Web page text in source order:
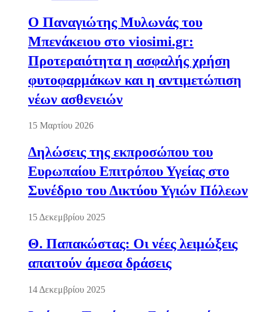
Ο Παναγιώτης Μυλωνάς του
Μπενάκειου στο viosimi.gr:
Προτεραιότητα η ασφαλής χρήση
φυτοφαρμάκων και η αντιμετώπιση
νέων ασθενειών
15 Μαρτίου 2026
Δηλώσεις της εκπροσώπου του
Ευρωπαίου Επιτρόπου Υγείας στο
Συνέδριο του Δικτύου Υγιών Πόλεων
15 Δεκεμβρίου 2025
Θ. Παπακώστας: Οι νέες λειμώξεις
απαιτούν άμεσα δράσεις
14 Δεκεμβρίου 2025